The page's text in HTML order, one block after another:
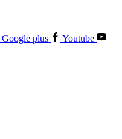
Google plus
Youtube